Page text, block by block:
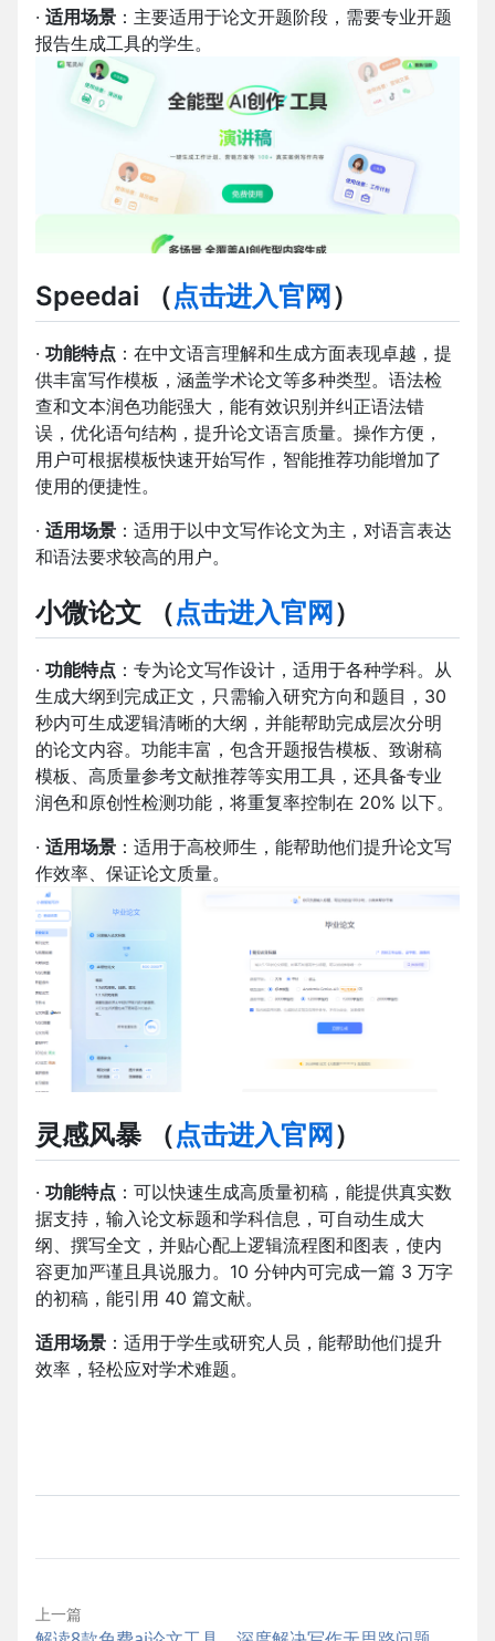
· 适用场景 ：主要适用于论文开题阶段，需要专业开题
报告生成工具的学生。
Speedai （点击进入官网 ）
· 功能特点 ：在中文语言理解和生成方面表现卓越，提
供丰富写作模板，涵盖学术论文等多种类型。语法检
查和文本润色功能强大，能有效识别并纠正语法错
误，优化语句结构，提升论文语言质量。操作方便，
用户可根据模板快速开始写作，智能推荐功能增加了
使用的便捷性。
· 适用场景 ：适用于以中文写作论文为主，对语言表达
和语法要求较高的用户。
小微论文 （点击进入官网 ）
· 功能特点 ：专为论文写作设计，适用于各种学科。从
生成大纲到完成正文，只需输入研究方向和题目，30
秒内可生成逻辑清晰的大纲，并能帮助完成层次分明
的论文内容。功能丰富，包含开题报告模板、致谢稿
模板、高质量参考文献推荐等实用工具，还具备专业
润色和原创性检测功能，将重复率控制在 20% 以下。
· 适用场景 ：适用于高校师生，能帮助他们提升论文写
作效率、保证论文质量。
灵感风暴（点击进入官网 ）
· 功能特点 ：可以快速生成高质量初稿，能提供真实数
据支持，输入论文标题和学科信息，可自动生成大
纲、撰写全文，并贴心配上逻辑流程图和图表，使内
容更加严谨且具说服力。10 分钟内可完成一篇 3 万字
的初稿，能引用 40 篇文献。
适用场景 ：适用于学生或研究人员，能帮助他们提升
效率，轻松应对学术难题。
上一篇